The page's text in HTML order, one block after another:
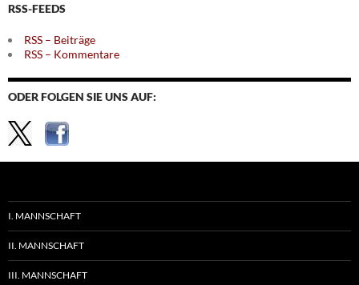
RSS-FEEDS
RSS – Beiträge
RSS – Kommentare
ODER FOLGEN SIE UNS AUF:
I. MANNSCHAFT
II. MANNSCHAFT
III. MANNSCHAFT